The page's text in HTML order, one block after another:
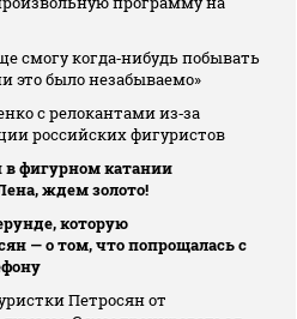
смогу когда‑нибудь побывать
это было незабываемо»
с релокантами из‑за
российских фигуристов
фигурном катании
ждем золото!
которую
— о том, что попрощалась с
Петросян от